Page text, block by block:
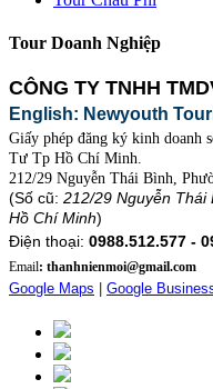
Tour Doanh Nghiệp
CÔNG TY TNHH
English: Newyouth
Giấy phép đăng ký kinh doanh
Tư Tp Hồ Chí Minh.
212/29 Nguyễn Thái Bình,
(Số cũ: 212/29 Nguyễn Thái
Hồ Chí Minh)
Điện thoại: 0988.512.577 -
Email: thanhnienmoi@gmail.com
Google Maps Google